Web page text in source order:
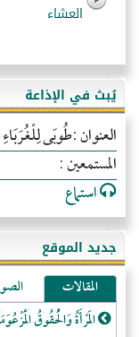
العشاء
يُبث في الإذاعة
العنوان :طُوبَى لِلْغُرَبَاءِ
المستمعين :
استماع
جديد الموقع
المقالات
المَرْأَةُ وَالْحُقُوقُ